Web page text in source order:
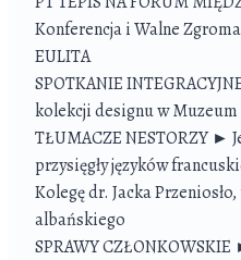
Konferencja i Walne
EULITA
SPOTKANIE
kolekcji designu w
TŁUMACZE NESTORZY ►
przysięgły języków
Kolegę dr. Jacka
albańskiego
SPRAWY